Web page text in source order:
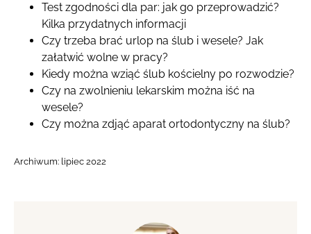
Test zgodności dla par: jak go przeprowadzić?
Kilka przydatnych informacji
Czy trzeba brać urlop na ślub i wesele? Jak
załatwić wolne w pracy?
Kiedy można wziąć ślub kościelny po rozwodzie?
Czy na zwolnieniu lekarskim można iść na
wesele?
Czy można zdjąć aparat ortodontyczny na ślub?
Archiwum: lipiec 2022